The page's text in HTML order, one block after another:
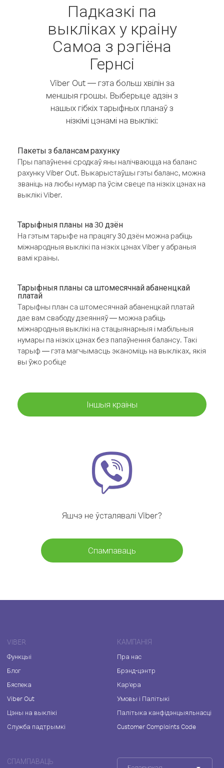
Падказкі па
выкліках у краіну
Самоа з рэгіёна
Гернсі
Viber Out — гэта больш хвілін за
меншыя грошы. Выберыце адзін з
нашых гібкіх тарыфных планаў з
нізкімі цэнамі на выклікі:
Пакеты з балансам рахунку
Пры папаўненні сродкаў яны налічваюцца на баланс
рахунку Viber Out. Выкарыстаўшы гэты баланс, можна
званіць на любы нумар па ўсім свеце па нізкіх цэнах на
выклікі Viber.
Тарыфныя планы на 30 дзён
На гэтым тарыфе на працягу 30 дзён можна рабіць
міжнародныя выклікі па нізкіх цэнах Viber у абраныя
вамі краіны.
Тарыфныя планы са штомесячнай абаненцкай
платай
Тарыфны план са штомесячнай абаненцкай платай
дае вам свабоду дзеянняў — можна рабіць
міжнародныя выклікі на стацыянарныя і мабільныя
нумары па нізкіх цэнах без папаўнення балансу. Такі
тарыф — гэта магчымасць эканоміць на выкліках, якія
вы ўжо робіце
Іншыя краіны
Яшчэ не ўсталявалі Viber?
Спампаваць
VIBER
Функцыі
Блог
Бяспека
Viber Out
Цэны на выклікі
Служба падтрымкі
КАМПАНІЯ
Пра нас
Брэнд-цэнтр
Кар'ера
Умовы і Палітыкі
Палітыка канфідэнцыяльнасці
Customer Complaints Code
СПАМПАВАЦЬ